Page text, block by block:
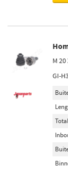
M
GI-